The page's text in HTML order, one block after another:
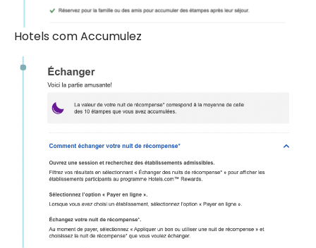
Hotels com Accumulez